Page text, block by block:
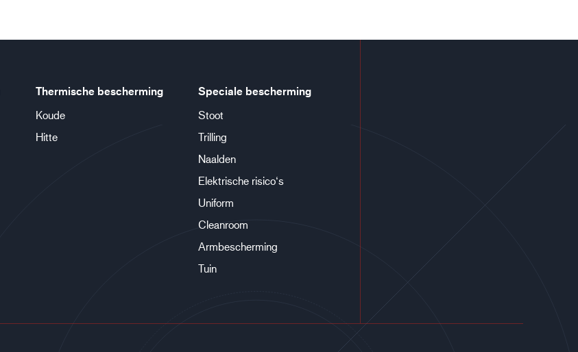
Thermische bescherming
Koude
Hitte
Speciale bescherming
Stoot
Trilling
Naalden
Elektrische risico‘s
Uniform
Cleanroom
Armbescherming
Tuin